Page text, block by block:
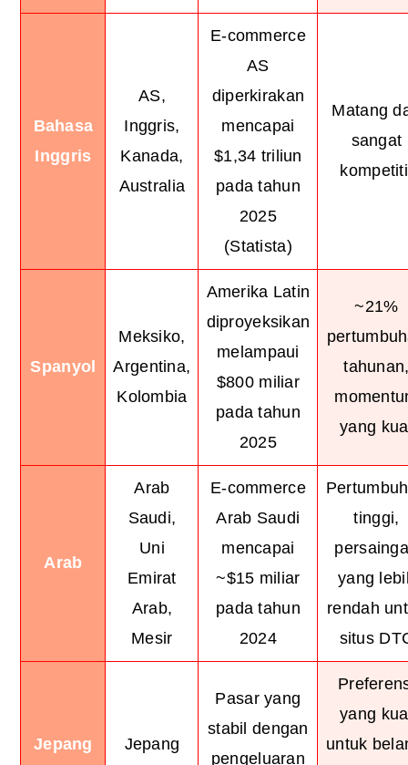
Bahasa
Inggris
AS,
Inggris,
Kanada,
Australia
E-commerce
AS
diperkirakan
mencapai
$1,34 triliun
pada tahun
2025
(Statista)
Matang
sangat
Spanyol
Meksiko,
Argentina,
Kolombia
Amerika Latin
diproyeksikan
melampaui
$800 miliar
pada tahun
2025
~21%
yang
Arab
Arab
Saudi,
Uni
Emirat
Arab,
Mesir
E-commerce
Arab Saudi
mencapai
~$15 miliar
pada tahun
2024
tinggi,
yang
rendah
situs
Jepang Jepang
Pasar yang
stabil dengan
pengeluaran
yang
untuk